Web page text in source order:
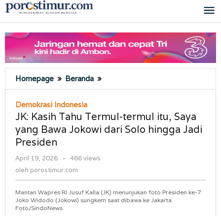
Lewati
ke
Homepage » Beranda »
Kasih
Termul-
termul
itu,
Solo
Demokrasi Indonesia
JK: Kasih Tahu Termul-termul itu, Saya
yang Bawa Jokowi dari Solo hingga Jadi
Presiden
April 19, 2026
oleh
- 486 views
oleh porostimur.com
Mantan Wapres RI Jusuf Kalla (JK) menunjukan foto Presiden ke-7
Joko Widodo (Jokowi) sungkem saat dibawa ke Jakarta.
Foto/SindoNews